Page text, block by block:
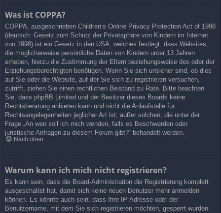
Was ist COPPA?
COPPA, ausgeschrieben Children’s Online Privacy Protection Act of 1998
(deutsch: Gesetz zum Schutz der Privatsphäre von Kindern im Internet
von 1998) ist ein Gesetz in den USA, welches festlegt, dass Websites,
die möglicherweise persönliche Daten von Kindern unter 13 Jahren
erheben, hierzu die Zustimmung der Eltern beziehungsweise des oder der
Erziehungsberechtigten benötigen. Wenn Sie sich unsicher sind, ob dies
auf Sie oder die Website, auf der Sie sich zu registrieren versuchen,
zutrifft, ziehen Sie einen rechtlichen Beistand zu Rate. Bitte beachten
Sie, dass phpBB Limited und der Besitzer dieses Boards keine
Rechtsberatung anbieten kann und nicht die Anlaufstelle für
Rechtsangelegenheiten jeglicher Art ist; außer solchen, die unter der
Frage „An wen soll ich mich wenden, falls es Beschwerden oder
juristische Anfragen zu diesem Forum gibt?“ behandelt werden.
Nach oben
Warum kann ich mich nicht registrieren?
Es kann sein, dass die Board-Administration die Registrierung komplett
ausgeschaltet hat, damit sich keine neuen Benutzer mehr anmelden
können. Es könnte auch sein, dass Ihre IP-Adresse oder der
Benutzername, mit dem Sie sich registrieren möchten, gesperrt wurden.